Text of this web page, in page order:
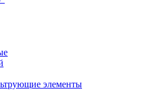
элементы